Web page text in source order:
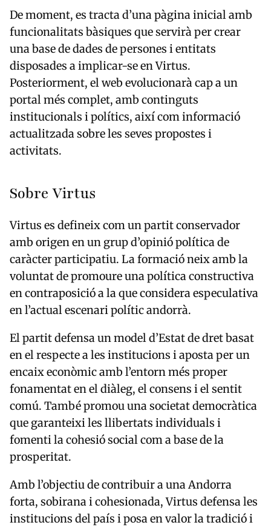
De moment, es tracta d’una pàgina inicial amb
funcionalitats bàsiques que servirà per crear
una base de dades de persones i entitats
disposades a implicar-se en Virtus.
Posteriorment, el web evolucionarà cap a un
portal més complet, amb continguts
institucionals i polítics, així com informació
actualitzada sobre les seves propostes i
activitats.
Sobre Virtus
Virtus es defineix com un partit conservador
amb origen en un grup d’opinió política de
caràcter participatiu. La formació neix amb la
voluntat de promoure una política constructiva
en contraposició a la que considera especulativa
en l’actual escenari polític andorrà.
El partit defensa un model d’Estat de dret basat
en el respecte a les institucions i aposta per un
encaix econòmic amb l’entorn més proper
fonamentat en el diàleg, el consens i el sentit
comú. També promou una societat democràtica
que garanteixi les llibertats individuals i
fomenti la cohesió social com a base de la
prosperitat.
Amb l’objectiu de contribuir a una Andorra
forta, sobirana i cohesionada, Virtus defensa les
institucions del país i posa en valor la tradició i